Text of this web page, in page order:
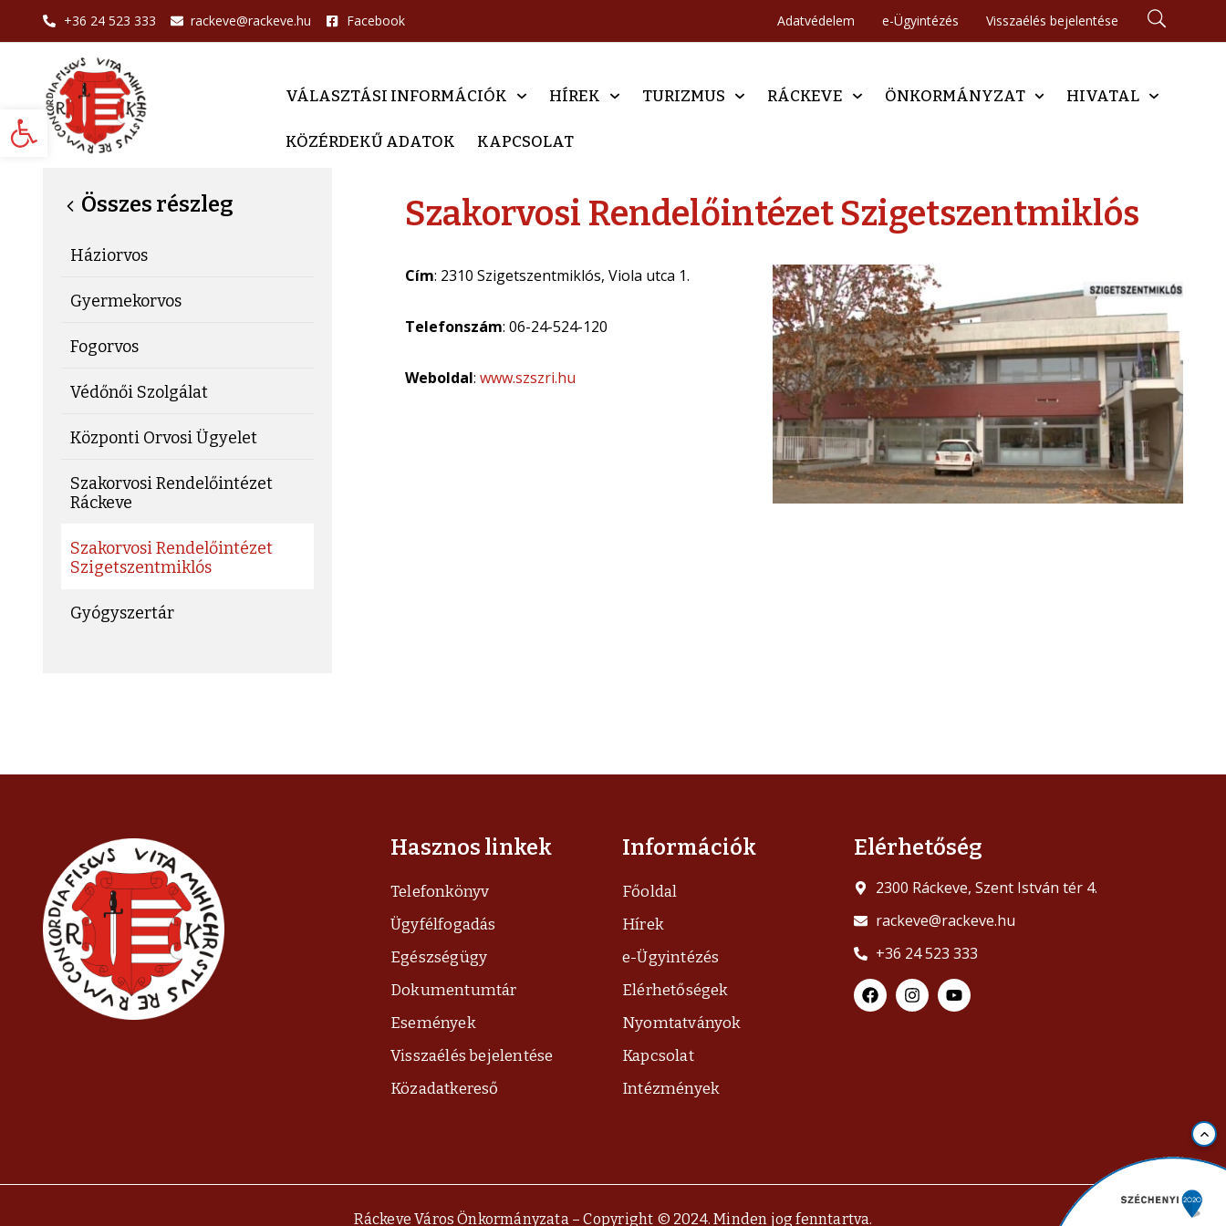
Eszköztár megnyitása
+36 24 523 333 rackeve@rackeve.hu Facebook Adatvédelem e-Ügyintézés Visszaélés bejelentése
VÁLASZTÁSI INFORMÁCIÓK HÍREK TURIZMUS RÁCKEVE ÖNKORMÁNYZAT HIVATAL
KÖZÉRDEKŰ ADATOK KAPCSOLAT
Összes részleg
Háziorvos
Gyermekorvos
Fogorvos
Védőnői Szolgálat
Központi Orvosi Ügyelet
Szakorvosi Rendelőintézet
Ráckeve
Szakorvosi Rendelőintézet
Szigetszentmiklós
Gyógyszertár
Szakorvosi Rendelőintézet Szigetszentmiklós
Cím: 2310 Szigetszentmiklós, Viola utca 1.
Telefonszám: 06-24-524-120
Weboldal: www.szszri.hu
Hasznos linkek
Telefonkönyv
Ügyfélfogadás
Egészségügy
Dokumentumtár
Események
Visszaélés bejelentése
Közadatkereső
Információk
Főoldal
Hírek
e-Ügyintézés
Elérhetőségek
Nyomtatványok
Kapcsolat
Intézmények
Elérhetőség
2300 Ráckeve, Szent István tér 4.
rackeve@rackeve.hu
+36 24 523 333
Ráckeve Város Önkormányzata – Copyright © 2024. Minden jog fenntartva.